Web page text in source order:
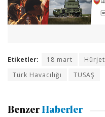
Etiketler: 18 mart Hürjet
Türk Havacılığı
TUSAŞ
Benzer Haberler